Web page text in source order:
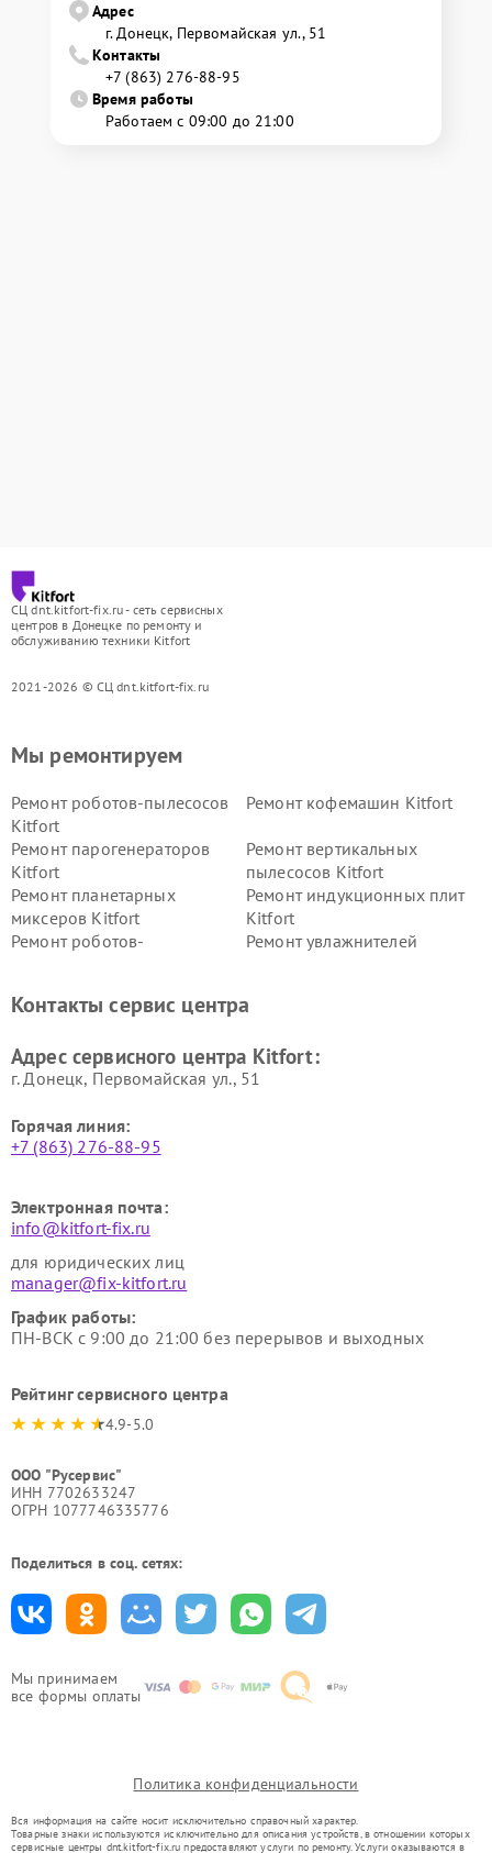
Адрес
г. Донецк, Первомайская ул., 51
Контакты
+7 (863) 276-88-95
Время работы
Работаем с 09:00 до 21:00
СЦ dnt.kitfort-fix.ru - сеть сервисных
центров в Донецке по ремонту и
обслуживанию техники Kitfort
2021-2026 © СЦ dnt.kitfort-fix.ru
Мы принимаем
все формы оплаты
Мы ремонтируем
Ремонт роботов-пылесосов
Kitfort
Ремонт кофемашин Kitfort
Ремонт парогенераторов
Kitfort
Ремонт вертикальных
пылесосов Kitfort
Ремонт планетарных
миксеров Kitfort
Ремонт индукционных плит
Kitfort
Ремонт роботов-
Ремонт увлажнителей
Kitfort
Kitfort
Kitfort
Kitfort
Контакты сервис центра
Адрес сервисного центра Kitfort:
г. Донецк, Первомайская ул., 51
Горячая линия:
+7 (863) 276-88-95
Электронная почта:
info@kitfort-fix.ru
для юридических лиц
manager@fix-kitfort.ru
График работы:
ПН-ВСК с 9:00 до 21:00 без перерывов и выходных
Рейтинг сервисного центра
4.9-5.0
ООО "Русервис"
ИНН 7702633247
ОГРН 1077746335776
Поделиться в соц. сетях:
Политика конфиденциальности
Вся информация на сайте носит исключительно справочный характер.
Товарные знаки используются исключительно для описания устройств, в отношении которых
сервисные центры dnt.kitfort-fix.ru предоставляют услуги по ремонту. Услуги оказываются в